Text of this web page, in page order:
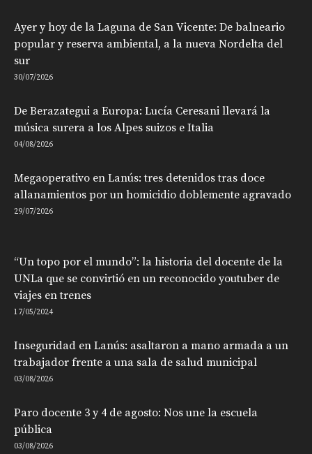
Ayer y hoy de la Laguna de San Vicente: De balneario
popular y reserva ambiental, a la nueva Nordelta del
sur
30/07/2026
De Berazategui a Europa: Lucía Ceresani llevará la
música surera a los Alpes suizos e Italia
04/08/2026
Megaoperativo en Lanús: tres detenidos tras doce
allanamientos por un homicidio doblemente agravado
29/07/2026
“Un topo por el mundo”: la historia del docente de la
UNLa que se convirtió en un reconocido youtuber de
viajes en trenes
17/05/2024
Inseguridad en Lanús: asaltaron a mano armada a un
trabajador frente a una sala de salud municipal
03/08/2026
Paro docente 3 y 4 de agosto: Nos une la escuela
pública
03/08/2026